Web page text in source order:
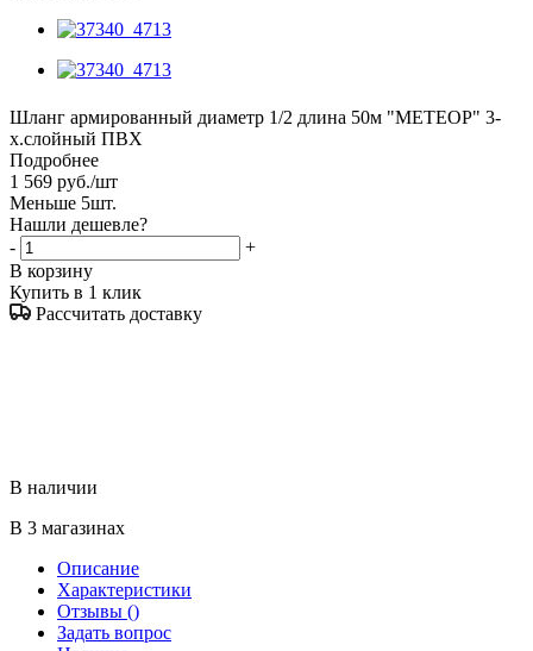
Шланг армированный диаметр 1/2 длина 50м "МЕТЕОР" 3-
х.слойный ПВХ
Подробнее
1 569 руб./шт
Меньше 5шт.
Нашли дешевле?
-
+
В корзину
Купить в 1 клик
Рассчитать доставку
В наличии
В 3 магазинах
Описание
Характеристики
Отзывы ()
Задать вопрос